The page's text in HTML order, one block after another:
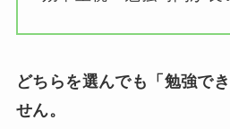
どちらを選んでも「勉強で
せん。